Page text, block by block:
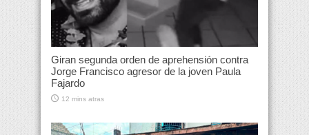
Giran segunda orden de aprehensión contra
Jorge Francisco agresor de la joven Paula
Fajardo
12 mins atras